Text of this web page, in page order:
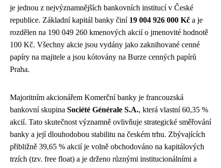
je jednou z nejvýznamnějších bankovních institucí v České
republice. Základní kapitál banky činí 19 004 926 000 Kč a je
rozdělen na 190 049 260 kmenových akcií o jmenovité hodnotě
100 Kč. Všechny akcie jsou vydány jako zaknihované cenné
papíry na majitele a jsou kótovány na Burze cenných papírů
Praha.
Majoritním akcionářem Komerční banky je francouzská
bankovní skupina Société Générale S.A., která vlastní 60,35 %
akcií. Tato skutečnost významně ovlivňuje strategické směřování
banky a její dlouhodobou stabilitu na českém trhu. Zbývajících
přibližně 39,65 % akcií je volně obchodováno na kapitálových
trzích (tzv. free float) a je drženo různými institucionálními a